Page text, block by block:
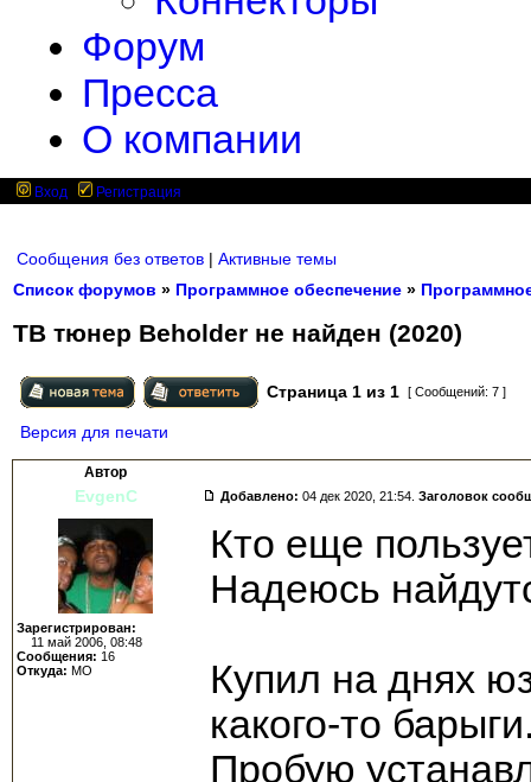
Форум
Пресса
О компании
Вход Регистрация
Сообщения без ответов | Активные темы
Список форумов » Программное обеспечение »
ТВ тюнер Beholder не найден (2020)
Страница 1 из 1 [ Сообщений: 7 ]
Версия для печати
Автор
EvgenC Добавлено: 04 дек 2020, 21:54. Заголовок
Зарегистрирован:
11 май 2006, 08:48
Сообщения: 16
Откуда: МО
Кто еще
Надеюсь
Купил на днях
какого-то
Пробую